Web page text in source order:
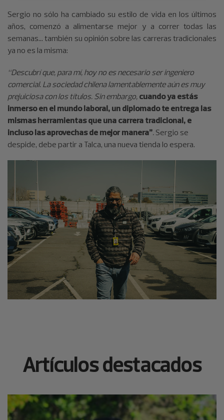
Sergio no sólo ha cambiado su estilo de vida en los últimos
años, comenzó a alimentarse mejor y a correr todas las
semanas… también su opinión sobre las carreras tradicionales
ya no es la misma:
“Descubrí que, para mí, hoy no es necesario ser ingeniero
comercial. La sociedad chilena lamentablemente aún es muy
prejuiciosa con los títulos. Sin embargo, cuando ya estás
inmerso en el mundo laboral, un diplomado te entrega las
mismas herramientas que una carrera tradicional, e
incluso las aprovechas de mejor manera”. Sergio se
despide, debe partir a Talca, una nueva tienda lo espera.
Artículos destacados